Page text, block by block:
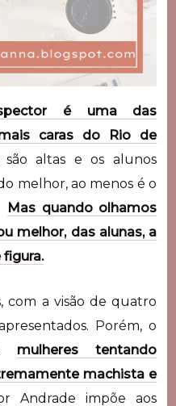
é uma das
caras do Rio de
altas e os alunos
melhor, ao menos é o
Mas quando olhamos
melhor, das alunas, a
com a visão de quatro
Porém, o
mulheres tentando
machista e
Andrade impõe aos